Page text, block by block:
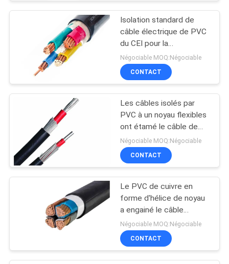
CONTACT
NOUVELLES
BLOG
DEMANDE
DE
SOUMISSION
NEWS
câbles électriques
basse fumée câble
nul d'halogène
140
Câble résistant au
feu
Isolation standard de
câble électrique de PVC
du CEI pour la
transmission de
l'électricité
Négociable MOQ:Négociable
CONTACT
Les câbles isolés par
PVC à un noyau flexibles
ont étamé le câble de
cuivre de veste de PVC
de conducteur
Négociable MOQ:Négociable
CONTACT
Le PVC de cuivre en
forme d'hélice de noyau
a engainé le câble
d'isolation du câble/PVC
Négociable MOQ:Négociable
CONTACT